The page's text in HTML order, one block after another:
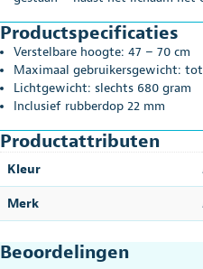
Productspecificaties
Verstelbare hoogte: 47 – 70 cm
Maximaal gebruikersgewicht: tot
Lichtgewicht: slechts 680 gram
Inclusief rubberdop 22 mm
Productattributen
Kleur
Merk
Beoordelingen